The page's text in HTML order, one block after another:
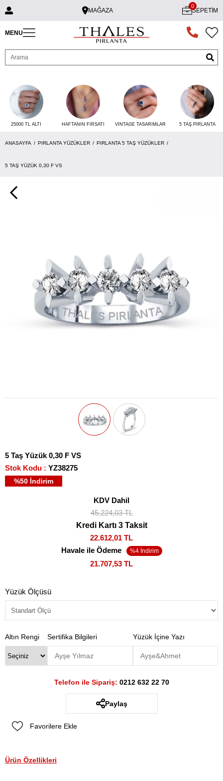
MAĞAZA SEPETIM
0
MENU
25000 TL ALTI HAFTANIN FIRSATI VINTAGE TASARIMLAR 5 TAŞ PIRLANTA
ANASAYFA PIRLANTA YÜZÜKLER PIRLANTA 5 TAŞ YÜZÜKLER
5 TAŞ YÜZÜK 0,30 F VS
5 Taş Yüzük 0,30 F VS
Stok Kodu
YZ38275
%50 İndirim
KDV Dahil
45.224,03 TL
Kredi Kartı 3 Taksit
22.612,01 TL
Havale ile Ödeme
21.707,53 TL
Yüzük Ölçüsü
Altın Rengi Sertifika Bilgileri Yüzük İçine Yazı
Telefon ile Sipariş: 0212 632 22 70
Paylaş
Favorilere Ekle
Ürün Özellikleri